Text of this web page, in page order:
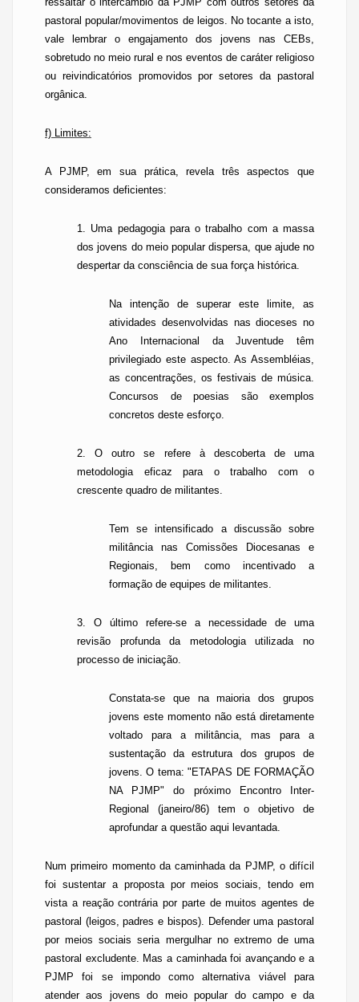
pastoral popular/movimentos de leigos. No tocante a isto,
vale lembrar o engajamento dos jovens nas CEBs,
sobretudo no meio rural e nos eventos de caráter religioso
ou reivindicatórios promovidos por setores da pastoral
orgânica.
f) Limites:
A PJMP, em sua prática, revela três aspectos que
consideramos deficientes:
1. Uma pedagogia para o trabalho com a massa
dos jovens do meio popular dispersa, que ajude no
despertar da consciência de sua força histórica.
Na intenção de superar este limite, as
atividades desenvolvidas nas dioceses no
Ano Internacional da Juventude têm
privilegiado este aspecto. As Assembléias,
as concentrações, os festivais de música.
Concursos de poesias são exemplos
concretos deste esforço.
2. O outro se refere à descoberta de uma
metodologia eficaz para o trabalho com o
crescente quadro de militantes.
Tem se intensificado a discussão sobre
militância nas Comissões Diocesanas e
Regionais, bem como incentivado a
formação de equipes de militantes.
3. O último refere-se anecessidade de uma
revisão profunda da metodologia utilizada no
processo de iniciação.
Constata-se que na maioria dos grupos
jovens este momento não está diretamente
voltado para a militância, mas para a
sustentação da estrutura dos grupos de
jovens. O tema: "ETAPAS DE FORMAÇÃO
NA PJMP" do próximo Encontro Inter-
Regional (janeiro/86) tem o objetivo de
aprofundar a questão aqui levantada.
Num primeiro momento da caminhada da PJMP, o difícil
foi sustentar a proposta por meios sociais, tendo em
vista a reação contrária por parte de muitos agentes de
pastoral (leigos, padres e bispos). Defender uma pastoral
por meios sociais seria mergulhar no extremo de uma
pastoral excludente. Mas a caminhada foi avançando e a
PJMP foi se impondo como alternativa viável para
atender aos jovens do meio popular do campo e da